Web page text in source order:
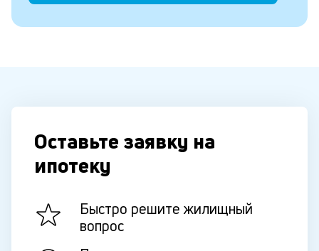
Оставьте заявку на
ипотеку
Быстро решите жилищный
вопрос